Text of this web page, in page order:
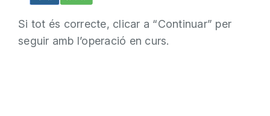
Si tot és correcte, clicar a “Continuar” per
seguir amb l’operació en curs.